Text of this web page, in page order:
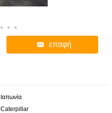
επαφή
Ιαπωνία
Caterpillar